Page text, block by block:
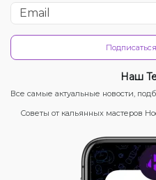
Наш
Все самые актуальные новости,
Советы от кальянных мастеров